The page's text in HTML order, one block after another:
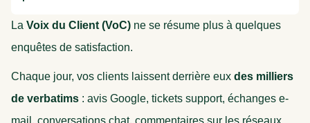
La Voix du Client (VoC) ne se résume plus à quelques
enquêtes de satisfaction.
Chaque jour, vos clients laissent derrière eux des milliers
de verbatims : avis Google, tickets support, échanges e-
mail, conversations chat, commentaires sur les réseaux